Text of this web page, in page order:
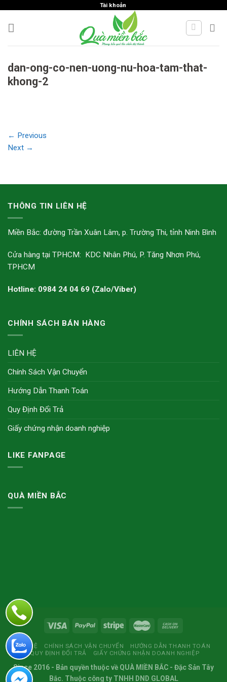
content
Tài khoản
dan-ong-co-nen-uong-nu-hoa-tam-that-
khong-2
← Previous
Next →
THÔNG TIN LIÊN HỆ
Miền Bắc: đường Trần Xuân Lâm, p. Trường Thi, tỉnh Ninh Bình
Cửa hàng tại TPHCM: KDC Nhân Phú, P. Tăng Nhơn Phú,
TPHCM
Hotline: 0984 24 04 69 (Zalo/Viber)
CHÍNH SÁCH BÁN HÀNG
LIÊN HỆ
Chính Sách Vận Chuyển
Hướng Dẫn Thanh Toán
Quy Định Đổi Trả
Giấy chứng nhận doanh nghiệp
LIKE FANPAGE
QUÀ MIỀN BẮC
LIÊN HỆ CHÍNH SÁCH VẬN CHUYỂN
HƯỚNG DẪN THANH TOÁN
QUY ĐỊNH ĐỔI TRẢ
GIẤY CHỨNG NHẬN DOANH NGHIỆP
Since 2016 - Bản quyền thuộc về QUÀ MIỀN BẮC - Đặc Sản Tây
Bắc. Thuộc công ty TNHH DND GLOBAL